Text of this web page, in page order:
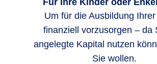
Um für die Ausbildung
finanziell vorzusorgen – da
angelegte Kapital nutzen
Sie wollen.